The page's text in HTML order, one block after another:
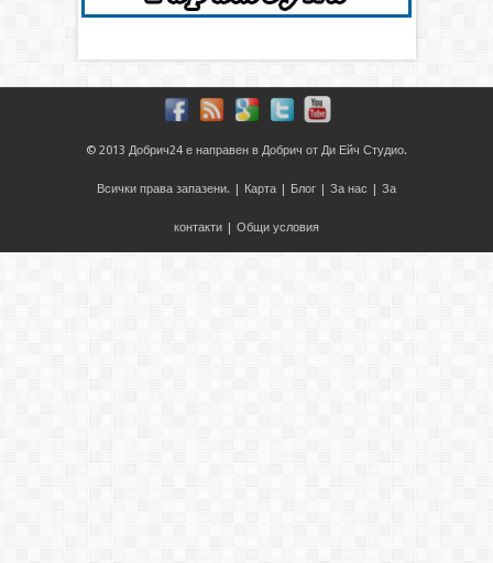
© 2013 Добрич24 е направен в Добрич от Ди Ейч Студио.
Всички права запазени. | Карта Блог За нас За
контакти Общи условия